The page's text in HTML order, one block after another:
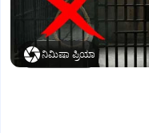
ನಿಮಿಷಾ ಪ್ರಿಯಾ